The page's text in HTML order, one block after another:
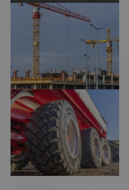
Ta strona
cookie
Ta strona
zapewnić
Korzystając z